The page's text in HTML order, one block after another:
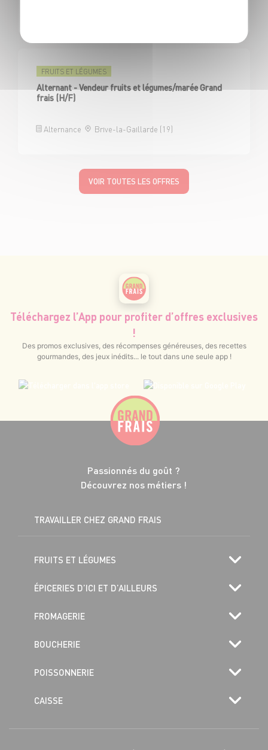
FRUITS ET LÉGUMES
Alternant - Vendeur fruits et légumes/marée Grand
frais (H/F)
Alternance Brive-la-Gaillarde (19)
VOIR TOUTES LES OFFRES
Téléchargez l’App pour profiter d’offres exclusives
!
Des promos exclusives, des récompenses généreuses, des recettes
gourmandes, des jeux inédits... le tout dans une seule app !
Passionnés du goût ?
Découvrez nos métiers !
TRAVAILLER CHEZ GRAND FRAIS
FRUITS ET LÉGUMES
ÉPICERIES D’ICI ET D’AILLEURS
FROMAGERIE
BOUCHERIE
POISSONNERIE
CAISSE